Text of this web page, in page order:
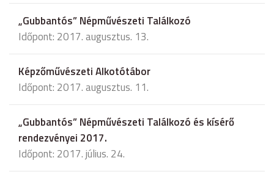
„Gubbantós” Népművészeti Találkozó
Időpont: 2017. augusztus. 13.
Képzőművészeti Alkotótábor
Időpont: 2017. augusztus. 11.
„Gubbantós” Népművészeti Találkozó és kísérő
rendezvényei 2017.
Időpont: 2017. július. 24.